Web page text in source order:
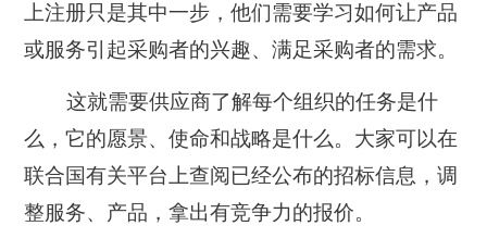
上注册只是其中一步，他们需要学习如何让产品
或服务引起采购者的兴趣、满足采购者的需求。
这就需要供应商了解每个组织的任务是什
么，它的愿景、使命和战略是什么。大家可以在
联合国有关平台上查阅已经公布的招标信息，调
整服务、产品，拿出有竞争力的报价。